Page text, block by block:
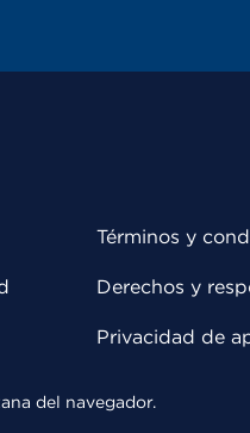
Términos y
Derechos y
Privacidad de
del navegador.